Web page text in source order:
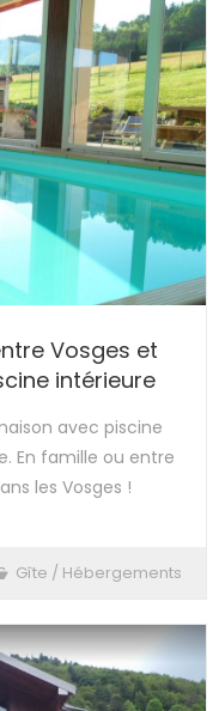
Vosges et
intérieure
avec piscine
En famille ou entre
les Vosges !
Gîte / Hébergements